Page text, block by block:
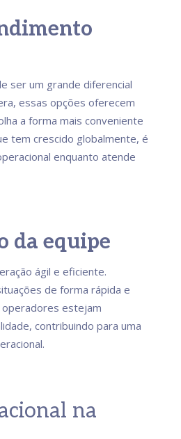
ser um grande diferencial
essas opções oferecem
a forma mais conveniente
tem crescido globalmente, é
enquanto atende
da equipe
ágil e eficiente.
de forma rápida e
estejam
contribuindo para uma
na